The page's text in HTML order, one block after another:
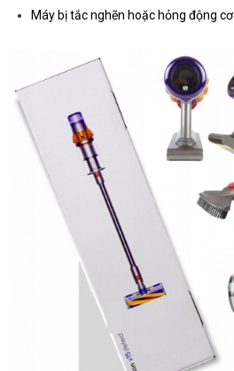
Máy bị tắc nghẽn hoặc hỏng động cơ